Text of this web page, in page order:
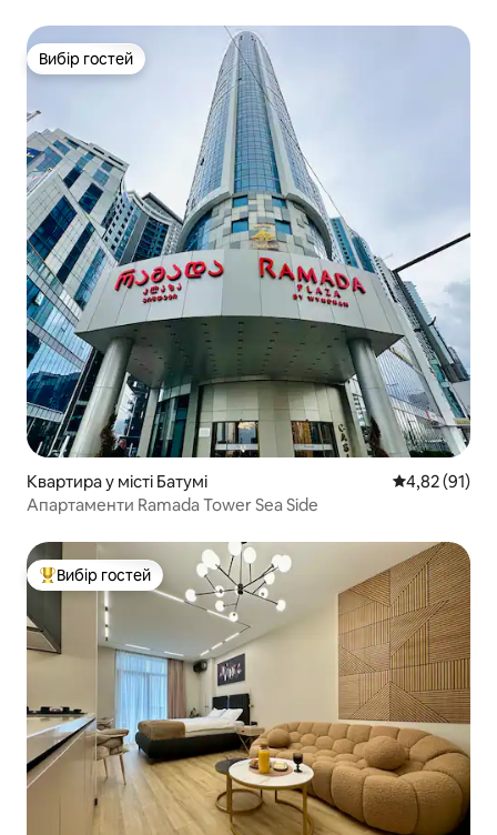
Вибір гостей
Вибір гостей
Квартира у місті Батумі Середня
4,82 (91)
Апартаменти Ramada Tower Sea Side
Топ вибір гостей
Вибір гостей